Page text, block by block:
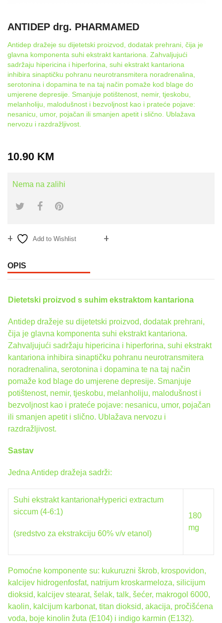
ANTIDEP drg. PHARMAMED
Antidep dražeje su dijetetski proizvod, dodatak prehrani, čija je
glavna komponenta suhi ekstrakt kantariona. Zahvaljujući
sadržaju hipericina i hiperforina, suhi ekstrakt kantariona
inhibira sinaptičku pohranu neurotransmitera noradrenalina,
serotonina i dopamina te na taj način pomaže kod blage do
umjerene depresije. Smanjuje potištenost, nemir, tjeskobu,
melanholiju, malodušnost i bezvoljnost kao i prateće pojave:
nesanicu, umor, pojačan ili smanjen apetit i slično. Ublažava
nervozu i razdražljivost.
10.90 KM
Nema na zalihi
Add to Wishlist
OPIS
Dietetski proizvod s suhim ekstraktom kantariona
Antidep dražeje su dijetetski proizvod, dodatak prehrani,
čija je glavna komponenta suhi ekstrakt kantariona.
Zahvaljujući sadržaju hipericina i hiperforina, suhi ekstrakt
kantariona inhibira sinaptičku pohranu neurotransmitera
noradrenalina, serotonina i dopamina te na taj način
pomaže kod blage do umjerene depresije. Smanjuje
potištenost, nemir, tjeskobu, melanholiju, malodušnost i
bezvoljnost kao i prateće pojave: nesanicu, umor, pojačan
ili smanjen apetit i slično. Ublažava nervozu i
razdražljivost.
Sastav
Jedna Antidep dražeja sadrži:
Suhi ekstrakt kantarionaHyperici extractum
siccum (4-6:1)
(sredstvo za ekstrakciju 60% v/v etanol)
180
mg
Pomoćne komponente su: kukuruzni škrob, krospovidon,
kalcijev hidrogenfosfat, natrijum kroskarmeloza, silicijum
dioksid, kalcijev stearat, šelak, talk, šećer, makrogol 6000,
kaolin, kalcijum karbonat, titan dioksid, akacija, pročišćena
voda, boje kinolin žuta (E104) i indigo karmin (E132).